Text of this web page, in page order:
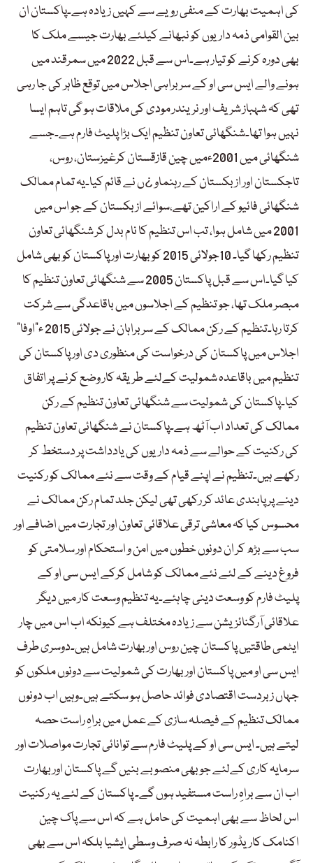
کی اہمیت بھارت کے منفی رویے سے کہیں زیادہ ہے۔پاکستان ان
بین القوامی ذمہ داریوں کو نبھانے کیلئے بھارت جیسے ملک کا
بھی دورہ کرنے کو تیار ہے۔اس سے قبل 2022 میں سمرقند میں
ہونے والے ایس سی او کے سربراہی اجلاس میں توقع ظاہر کی جا رہی
تھی کہ شہباز شریف اور نریندر مودی کی ملاقات ہو گی تاہم ایسا
نہیں ہوا تھا۔شنگھائی تعاون تنظیم ایک بڑا پلیٹ فارم ہے۔جسے
شنگھائی میں 2001ءمیں چین قازقستان کرغیزستان، روس،
تاجکستان اور ازبکستان کے رہنماو ¿ں نے قائم کیا۔یہ تمام ممالک
شنگھائی فائیو کے اراکین تھے،سوائے ازبکستان کے جو اس میں
2001 میں شامل ہوا، تب اس تنظیم کا نام بدل کر شنگھائی تعاون
تنظیم رکھا گیا۔ 10جولائی 2015 کو بھارت اور پاکستان کو بھی شامل
کیا گیا۔اس سے قبل پاکستان 2005 سے شنگھائی تعاون تنظیم کا
مبصر ملک تھا، جو تنظیم کے اجلاسوں میں باقاعدگی سے شرکت
کرتا رہا۔تنظیم کے رکن ممالک کے سربراہان نے جولائی 2015 ء”اوفا“
اجلاس میں پاکستان کی درخواست کی منظوری دی اور پاکستان کی
تنظیم میں باقاعدہ شمولیت کےلئے طریقہ کار وضع کرنے پر اتفاق
کیا۔پاکستان کی شمولیت سے شنگھائی تعاون تنظیم کے رکن
ممالک کی تعداد اب آٹھ ہے۔پاکستان نے شنگھائی تعاون تنظیم
کی رکنیت کے حوالے سے ذمہ داریوں کی یادداشت پر دستخط کر
رکھے ہیں۔تنظیم نے اپنے قیام کے وقت سے نئے ممالک کو رکنیت
دینے پر پابندی عائد کر رکھی تھی لیکن جلد تمام رکن ممالک نے
محسوس کیا کہ معاشی ترقی علاقائی تعاون اور تجارت میں اضافے اور
سب سے بڑھ کر ان دونوں خطوں میں امن و استحکام اور سلامتی کو
فروغ دینے کے لئے نئے ممالک کو شامل کرکے ایس سی او کے
پلیٹ فارم کو وسعت دینی چاہئے۔یہ تنظیم وسعت کار میں دیگر
علاقائی آرگنائزیشن سے زیادہ مختلف ہے کیونکہ اب اس میں چار
ایٹمی طاقتیں پاکستان چین روس اور بھارت شامل ہیں۔دوسری طرف
ایس سی او میں پاکستان اوربھارت کی شمولیت سے دونوں ملکوں کو
جہاں زبردست اقتصادی فوائد حاصل ہو سکتے ہیں۔وہیں اب دونوں
ممالک تنظیم کے فیصلہ سازی کے عمل میں براہِ راست حصہ
لیتے ہیں۔ ایس سی او کے پلیٹ فارم سے توانائی تجارت مواصلات اور
سرمایہ کاری کےلئے جو بھی منصوبے بنیں گے پاکستان اور بھارت
اب ان سے براہِ راست مستفید ہوں گے۔ پاکستان کے لئے یہ رکنیت
اس لحاظ سے بھی اہمیت کی حامل ہے کہ اس سے پاک چین
اکنامک کاریڈور کا رابطہ نہ صرف وسطی ایشیا بلکہ اس سے بھی